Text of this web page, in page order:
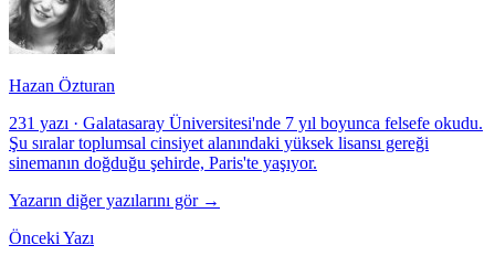
Hazan Özturan
231 yazı · Galatasaray Üniversitesi'nde 7 yıl boyunca felsefe okudu.
Şu sıralar toplumsal cinsiyet alanındaki yüksek lisansı gereği
sinemanın doğduğu şehirde, Paris'te yaşıyor.
Yazarın diğer yazılarını gör →
Önceki Yazı